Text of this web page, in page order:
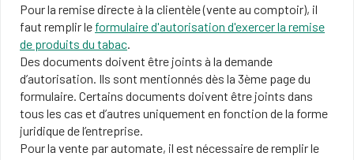
Pour la remise directe à la clientèle (vente au comptoir), il
faut remplir le formulaire d'autorisation d'exercer la remise
de produits du tabac.
Des documents doivent être joints à la demande
d’autorisation. Ils sont mentionnés dès la 3ème page du
formulaire. Certains documents doivent être joints dans
tous les cas et d’autres uniquement en fonction de la forme
juridique de l’entreprise.
Pour la vente par automate, il est nécessaire de remplir le